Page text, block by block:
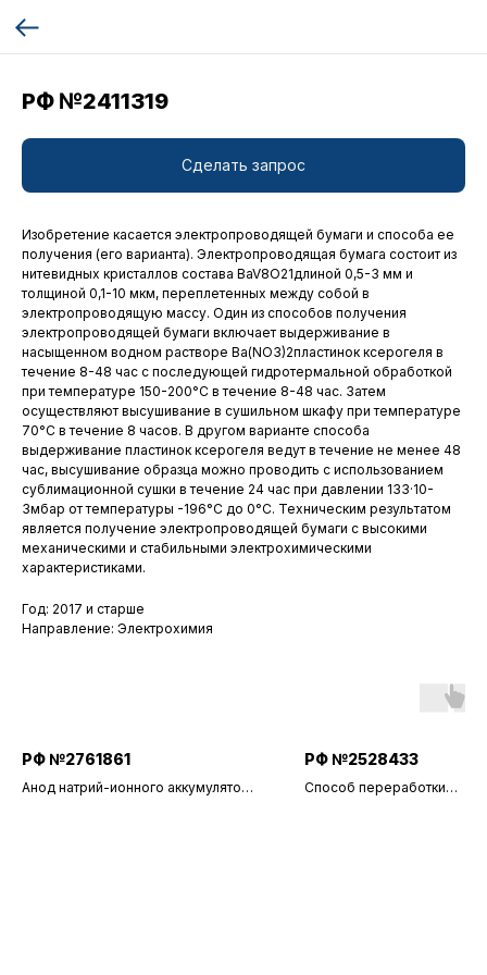
РФ №2411319
Сделать запрос
Изобретение касается электропроводящей бумаги и способа ее
получения (его варианта). Электропроводящая бумага состоит из
нитевидных кристаллов состава BaV8O21длиной 0,5-3 мм и
толщиной 0,1-10 мкм, переплетенных между собой в
электропроводящую массу. Один из способов получения
электропроводящей бумаги включает выдерживание в
насыщенном водном растворе Ва(NO3)2пластинок ксерогеля в
течение 8-48 час с последующей гидротермальной обработкой
при температуре 150-200°С в течение 8-48 час. Затем
осуществляют высушивание в сушильном шкафу при температуре
70°С в течение 8 часов. В другом варианте способа
выдерживание пластинок ксерогеля ведут в течение не менее 48
час, высушивание образца можно проводить с использованием
сублимационной сушки в течение 24 час при давлении 133·10-
3мбар от температуры -196°С до 0°С. Техническим результатом
является получение электропроводящей бумаги с высокими
механическими и стабильными электрохимическими
характеристиками.
Год: 2017 и старше
Направление: Электрохимия
РФ №2761861
Анод натрий-ионного аккумулятора
РФ №2528433
Способ переработки